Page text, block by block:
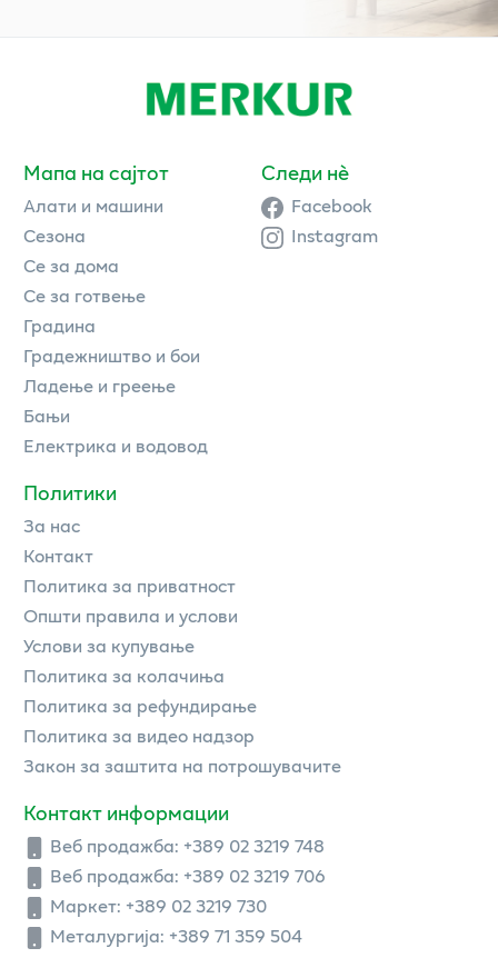
Мапа на сајтот
Алати и машини
Сезона
Се за дома
Се за готвење
Градина
Градежништво и бои
Ладење и греење
Бањи
Електрика и водовод
Политики
За нас
Контакт
Политика за приватност
Општи правила и услови
Услови за купување
Политика за колачиња
Политика за рефундирање
Политика за видео надзор
Закон за заштита на потрошувачите
Контакт информации
Веб продажба: +389 02 3219 748
Веб продажба: +389 02 3219 706
Маркет: +389 02 3219 730
Металургија: +389 71 359 504
Следи нè
Facebook
Instagram